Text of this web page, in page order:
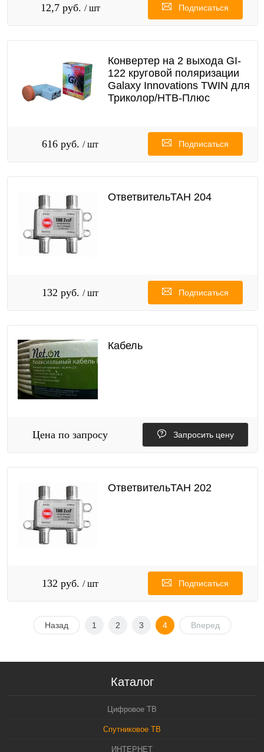
12,7 руб. / шт Подписаться
Конвертер на 2 выхода GI-
122 круговой поляризации
Galaxy Innovations TWIN для
Триколор/НТВ-Плюс
616 руб. / шт Подписаться
ОтветвительТАН 204
132 руб. / шт Подписаться
Кабель
Цена по запросу Запросить цену
ОтветвительТАН 202
132 руб. / шт Подписаться
Назад 1 2 3 4 Вперед
Каталог
Цифровое ТВ
Спутниковое ТВ
ИНТЕРНЕТ